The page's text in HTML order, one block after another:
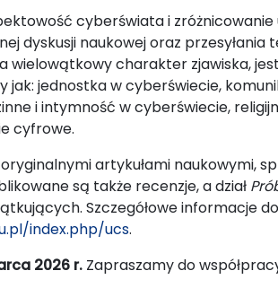
cyberświata i
dyskusji naukowej oraz
wielowątkowy charakter zjawiska,
jednostka w cyberświecie,
i intymność w cyberświecie,
cyfrowe.
artykułami naukowymi,
są także recenzje, a dział
Szczegółowe informacje
index.php/ucs.
2026 r. Zapraszamy do